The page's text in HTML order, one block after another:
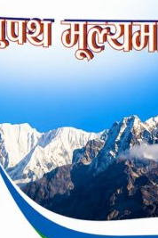
भएको फाईनल
भाईखलकले २५
र प्रमाणपत्रमा
७ हजार र ५ हजार
सुदिप
रुपमा गत
रहेको थियो ।